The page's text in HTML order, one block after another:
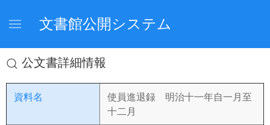
文書館公開システム
公文書詳細情報
資料名
使員進退録 明治十一年自一月至
十二月